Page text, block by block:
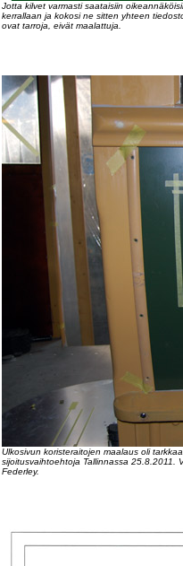
Jotta kilvet varmasti saataisiin
kerrallaan ja kokosi ne sitten yhteen
ovat tarroja, eivät maalattuja.
Ulkosivun koristeraitojen maalaus oli
sijoitusvaihtoehtoja Tallinnassa 25.8.2011.
Federley.